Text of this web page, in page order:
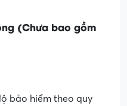
(Chưa bao gồm
bảo hiểm theo quy